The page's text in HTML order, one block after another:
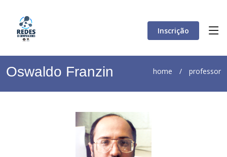
Inscrição
Oswaldo Franzin home / professor